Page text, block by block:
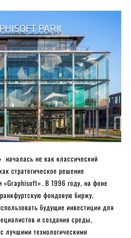
не как классический
стратегическое решение
«Graphisoft». В 1996 году, на фоне
фондовую биржу,
будущие инвестиции для
и создания среды,
лучшими технологическими